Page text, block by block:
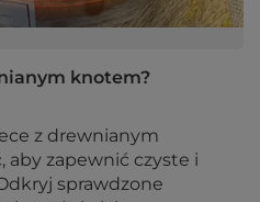
knotem?
z drewnianym
aby zapewnić czyste i
sprawdzone